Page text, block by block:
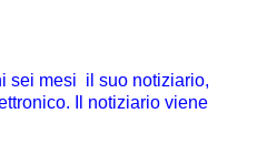
sei mesi il suo notiziario,
Il notiziario viene